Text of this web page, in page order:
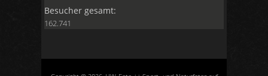
Besucher gesamt:
162.741